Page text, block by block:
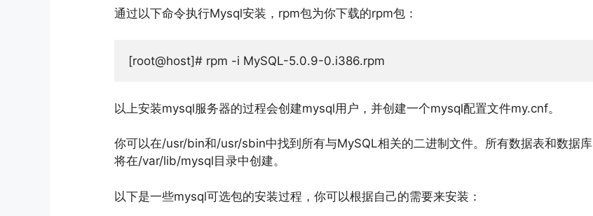
通过以下命令执行Mysql安装，rpm包为你下载的rpm包：
[root@host]# rpm -i MySQL-5.0.9-0.i386.rpm
以上安装mysql服务器的过程会创建mysql用户，并创建一个mysql配置文件my.cnf。
你可以在/usr/bin和/usr/sbin中找到所有与MySQL相关的二进制文件。所有数据表和数据库
将在/var/lib/mysql目录中创建。
以下是一些mysql可选包的安装过程，你可以根据自己的需要来安装：